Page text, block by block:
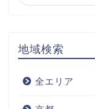
地域検索
全エリア